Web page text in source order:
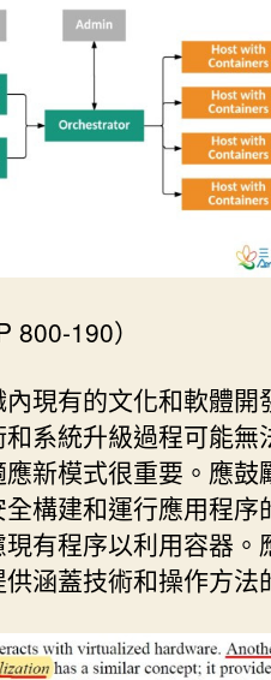
190）
現有的文化和軟體開
系統升級過程可能無
新模式很重要。應鼓
構建和運行應用程序
有程序以利用容器。
涵蓋技術和操作方法